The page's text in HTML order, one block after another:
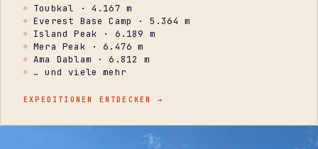
Toubkal · 4.167 m
Everest Base Camp · 5.364 m
Island Peak · 6.189 m
Mera Peak · 6.476 m
Ama Dablam · 6.812 m
… und viele mehr
EXPEDITIONEN ENTDECKEN →